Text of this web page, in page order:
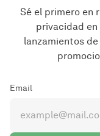
Sé el primero en
privacidad en
lanzamientos
Email